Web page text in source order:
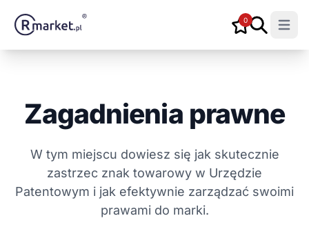
0
Open
Zagadnienia prawne
W tym miejscu dowiesz się jak skutecznie
zastrzec znak towarowy w Urzędzie
Patentowym i jak efektywnie zarządzać swoimi
prawami do marki.